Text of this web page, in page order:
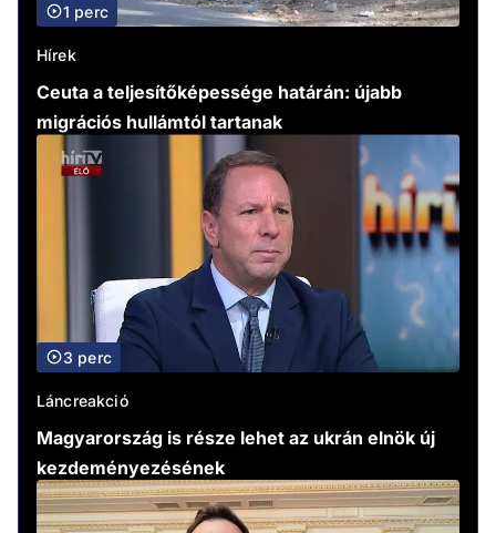
1 perc
Hírek
Ceuta a teljesítőképessége határán: újabb
migrációs hullámtól tartanak
3 perc
Láncreakció
Magyarország is része lehet az ukrán elnök új
kezdeményezésének